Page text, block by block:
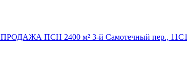
ПРОДАЖА ПСН 2400 м² 3-й Самотечный пер., 11С1